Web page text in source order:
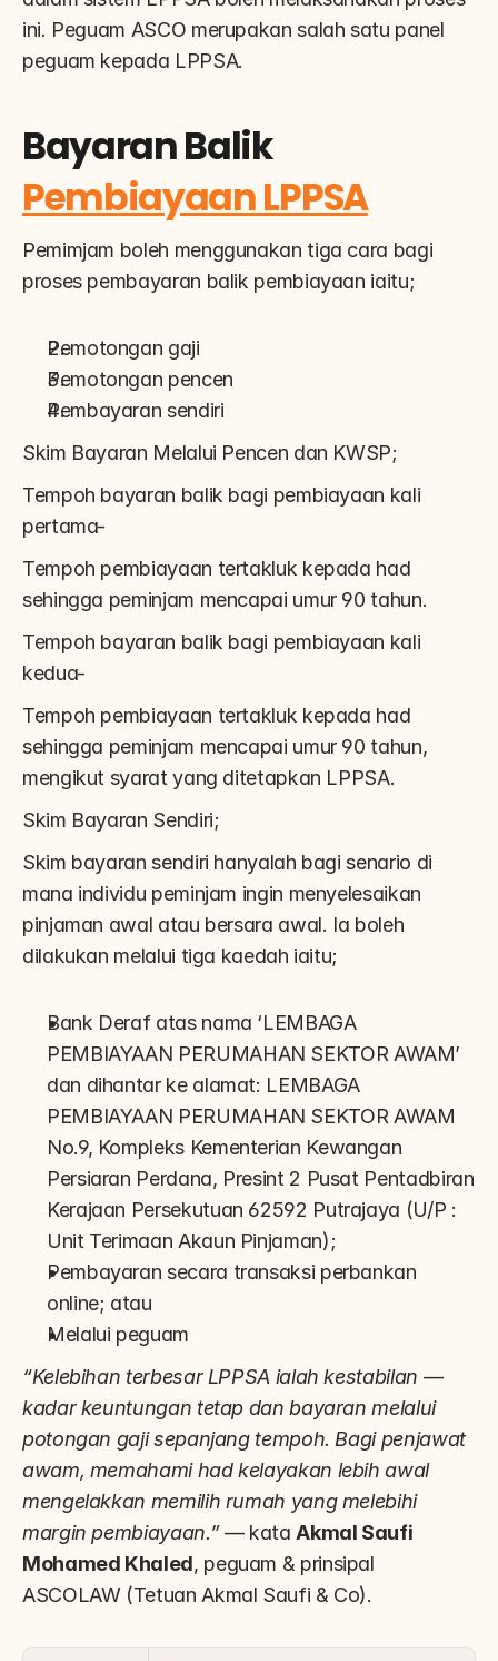
ini. Peguam ASCO merupakan salah satu panel
peguam kepada LPPSA.
Bayaran Balik
Pembiayaan LPPSA
Pemimjam boleh menggunakan tiga cara bagi
proses pembayaran balik pembiayaan iaitu;
Pemotongan gaji
Pemotongan pencen
Pembayaran sendiri
Skim Bayaran Melalui Pencen dan KWSP;
Tempoh bayaran balik bagi pembiayaan kali
pertama-
Tempoh pembiayaan tertakluk kepada had
sehingga peminjam mencapai umur 90 tahun.
Tempoh bayaran balik bagi pembiayaan kali
kedua-
Tempoh pembiayaan tertakluk kepada had
sehingga peminjam mencapai umur 90 tahun,
mengikut syarat yang ditetapkan LPPSA.
Skim Bayaran Sendiri;
Skim bayaran sendiri hanyalah bagi senario di
mana individu peminjam ingin menyelesaikan
pinjaman awal atau bersara awal. Ia boleh
dilakukan melalui tiga kaedah iaitu;
Bank Deraf atas nama ‘LEMBAGA
PEMBIAYAAN PERUMAHAN SEKTOR AWAM’
dan dihantar ke alamat: LEMBAGA
PEMBIAYAAN PERUMAHAN SEKTOR AWAM
No.9, Kompleks Kementerian Kewangan
Persiaran Perdana, Presint 2 Pusat Pentadbiran
Kerajaan Persekutuan 62592 Putrajaya (U/P :
Unit Terimaan Akaun Pinjaman);
Pembayaran secara transaksi perbankan
online; atau
Melalui peguam
“Kelebihan terbesar LPPSA ialah kestabilan —
kadar keuntungan tetap dan bayaran melalui
potongan gaji sepanjang tempoh. Bagi penjawat
awam, memahami had kelayakan lebih awal
mengelakkan memilih rumah yang melebihi
margin pembiayaan.” — kata Akmal Saufi
Mohamed Khaled, peguam & prinsipal
ASCOLAW (Tetuan Akmal Saufi & Co).